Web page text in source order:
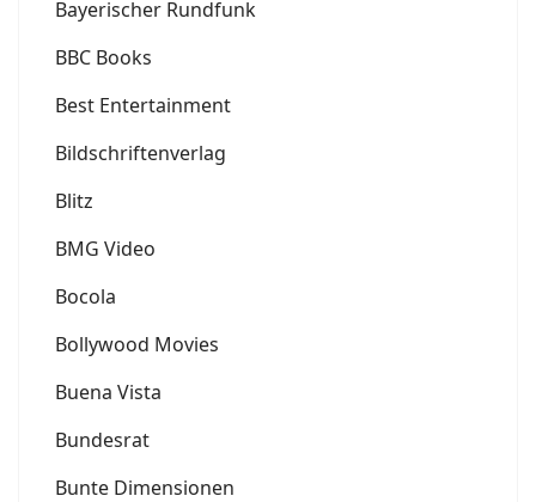
Bayerischer Rundfunk
BBC Books
Best Entertainment
Bildschriftenverlag
Blitz
BMG Video
Bocola
Bollywood Movies
Buena Vista
Bundesrat
Bunte Dimensionen